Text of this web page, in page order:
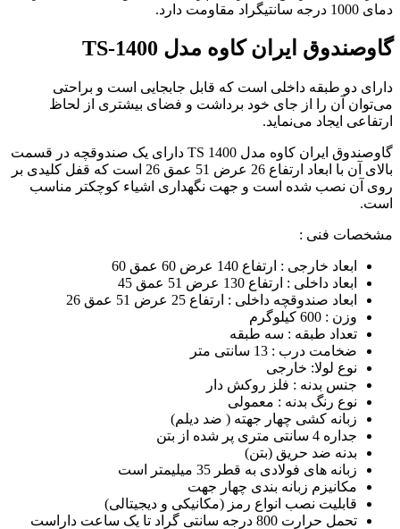
دمای 1000 درجه سانتیگراد مقاومت دارد.
گاوصندوق ایران کاوه مدل TS-1400
دارای دو طبقه داخلی است که قابل جابجایی است و براحتی
می‌توان آن را از جای خود برداشت و فضای بیشتری از لحاظ
ارتفاعی ایجاد می‌نماید.
گاوصندوق ایران کاوه مدل TS 1400 دارای یک صندوقچه در قسمت
بالای آن با ابعاد ارتفاع 26 عرض 51 عمق 26 است که قفل کلیدی بر
روی آن نصب شده است و جهت نگهداری اشیاء کوچکتر مناسب
است.
مشخصات فنی :
ابعاد خارجی : ارتفاع 140 عرض 60 عمق 60
ابعاد داخلی : ارتفاع 130 عرض 51 عمق 45
ابعاد صندوقچه داخلی : ارتفاع 25 عرض 51 عمق 26
وزن : 600 کیلوگرم
تعداد طبقه : سه طبقه
ضخامت درب : 13 سانتی متر
نوع لولا: خارجی
جنس بدنه : فلز روکش دار
نوع رنگ بدنه : معمولی
زبانه کشی چهار جهته ( ضد دیلم)
جداره 4 سانتی متری پر شده از بتن
بدنه ضد حریق (بتن)
زبانه های فولادی به قطر 35 میلیمتر است
مکانیزم زبانه بندی چهار جهت
قابلیت نصب انواع رمز (مکانیکی و دیجیتالی)
تحمل حرارت 800 درجه سانتی گراد تا یک ساعت داراست